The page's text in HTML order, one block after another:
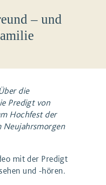
– und
die
Predigt von
Hochfest der
Neujahrsmorgen
mit der Predigt
und -hören.